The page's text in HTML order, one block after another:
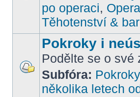
po operaci,
Těhotenství &
Pokroky i
Podělte se o své
Subfóra: Pokroky
několika letech